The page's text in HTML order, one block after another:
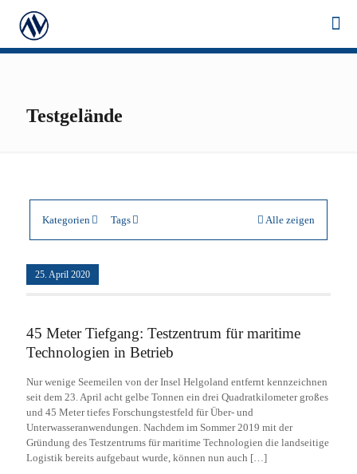
Testgelände
Kategorien Tags Alle zeigen
25. April 2020
45 Meter Tiefgang: Testzentrum für maritime
Technologien in Betrieb
Nur wenige Seemeilen von der Insel Helgoland entfernt kennzeichnen
seit dem 23. April acht gelbe Tonnen ein drei Quadratkilometer großes
und 45 Meter tiefes Forschungstestfeld für Über- und
Unterwasseranwendungen. Nachdem im Sommer 2019 mit der
Gründung des Testzentrums für maritime Technologien die landseitige
Logistik bereits aufgebaut wurde, können nun auch […]